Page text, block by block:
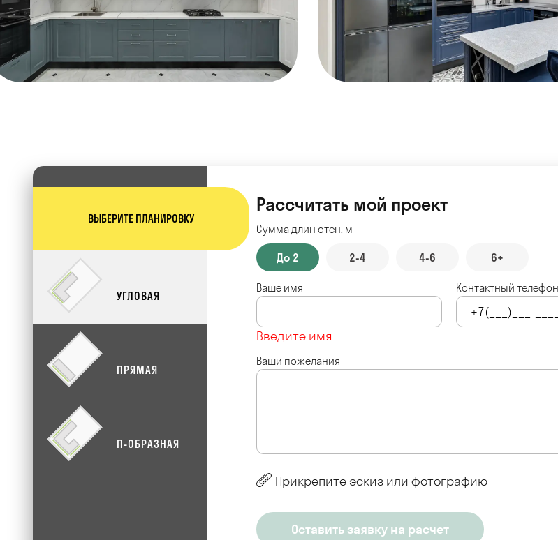
ВЫБЕРИТЕ ПЛАНИРОВКУ
УГЛОВАЯ
ПРЯМАЯ
П-ОБРАЗНАЯ
Рассчитать мой проект
Сумма длин стен, м
До 2 2-4 4-6 6+
Ваше имя
Введите имя
Контактный телефон
Ваши пожелания
Прикрепите эскиз или фотографию